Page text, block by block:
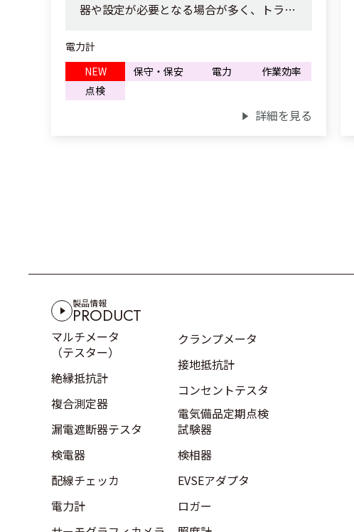
器や設定が必要となる場合が多く、トラブ
な不具合を見逃してしまうこともあった。
測定精度は常に一定とは限らず、特に負荷
の変化によってばらつきが生じやすかっ
た。また、場所を変えてのセットアップに
電力計
NEW
保守・保安 電力
作業効率
点検
詳細を見る
製品情報
PRODUCT
マルチメータ
（テスター）
絶縁抵抗計
複合測定器
漏電遮断器テスタ
検電器
配線チェッカ
電力計
クランプメータ
接地抵抗計
コンセントテスタ
電気備品定期点検
試験器
検相器
EVSEアダプタ
ロガー